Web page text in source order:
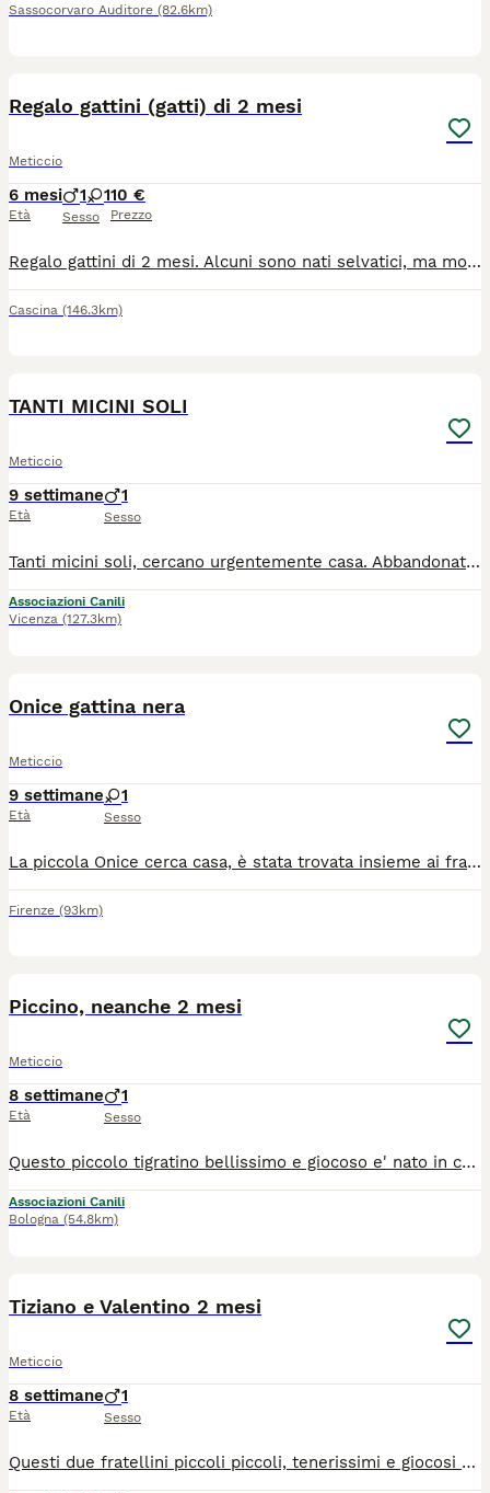
Sassocorvaro Auditore (82.6km)
Regalo gattini (gatti) di 2 mesi
Meticcio
6 mesi
Età
1 1
Sesso
10 €
Prezzo
Regalo gattini di 2 mesi. Alcuni sono nati selvatici, ma molto docili. Altri sono nati in casa. Sono nati di vari colori. Preferisco essere contattato con messaggio su WhatsApp perché non leggo spesso la chat dell'applicazione. Poi lavorando non posso stare troppo tempo in chiamata. Zona Cascina (PI) Dario 340/9327322
Cascina (146.3km)
TANTI MICINI SOLI
Meticcio
9 settimane
Età
1
Sesso
Tanti micini soli, cercano urgentemente casa. Abbandonati in strada a morire, hanno bisogno di famiglie amorevoli. Per info 340// 578//3// 896 l'adozione é possibile solo in appartamento, con protezioni a finestre e balconi. Vengono ceduti sverminati e vaccinati, Sopra i sei mesi, anche gia sterilizzati e testati fiv felv
Associazioni Canili
Vicenza (127.3km)
Onice gattina nera
Meticcio
9 settimane
Età
1
Sesso
La piccola Onice cerca casa, è stata trovata insieme ai fratelli a 15 giorni di vita ed è stata allattata da una volontaria. Adesso ha circa due mesi, sverminata e con antiparassitario, super vivace e giocherellona, verrà affidata previo COMPILAZIONE DEL QUESTIONARIO CONOSCITIVO E CONTROLLI PRE E POST AFFIDO a casa vostra da parte di un volontario si trova a Monte Argentario ma possiamo portarla a Firenze per info 328 903 8326
Firenze (93km)
Piccino, neanche 2 mesi
Meticcio
8 settimane
Età
1
Sesso
Questo piccolo tigratino bellissimo e giocoso e' nato in casa il 9 giugno scorso, e sta crescendo con la sua mamma e i suoi fratellini...ma li non può rimanere... Ne lui, ne i suoi fratellini e neppure la mamma... Ora per lui si cerca una famiglia per sempre, per adozione solo in casa, dopo visita conoscitiva pre affido da parte di volontario. Da Palermo raggiunge tutto il Centro Nord con staffetta autorizzata ASL, vaccinato e con certificato veterinario. Patrizia wattsapp 3921235446
Associazioni Canili
Bologna (54.8km)
Tiziano e Valentino 2 mesi
Meticcio
8 settimane
Età
1
Sesso
Questi due fratellini piccoli piccoli, tenerissimi e giocosi sono nati in casa il 9 giugno scorso, e stanno crescendo con la loro mamma e i loro fratellini...ma li non possono rimanere... Ne loro, ne i loro fratellini e neppure la mamma... Ora per loro si cerca una famiglia per sempre, ANCHE ADOZIONE SINGOLA, per adozione solo in casa, dopo visita conoscitiva pre affido da parte di volontario. Da Palermo raggiungono tutto il Centro Nord con staffetta autorizzata ASL, vaccinati e con certificato veterinario.